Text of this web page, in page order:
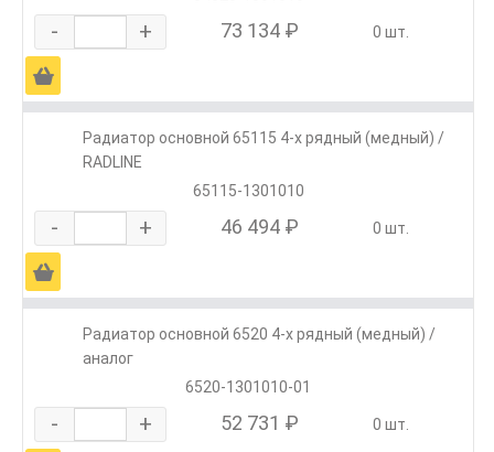
- + 73 134 ₽ 0 шт.
Ä
Радиатор основной 65115 4-х рядный (медный) /
RADLINE
65115-1301010
- + 46 494 ₽ 0 шт.
Ä
Радиатор основной 6520 4-х рядный (медный) /
аналог
6520-1301010-01
- + 52 731 ₽ 0 шт.